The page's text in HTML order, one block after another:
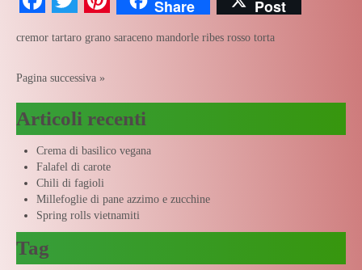
Share Post
cremor tartaro grano saraceno mandorle ribes rosso torta
Pagina successiva »
Articoli recenti
Crema di basilico vegana
Falafel di carote
Chili di fagioli
Millefoglie di pane azzimo e zucchine
Spring rolls vietnamiti
Tag